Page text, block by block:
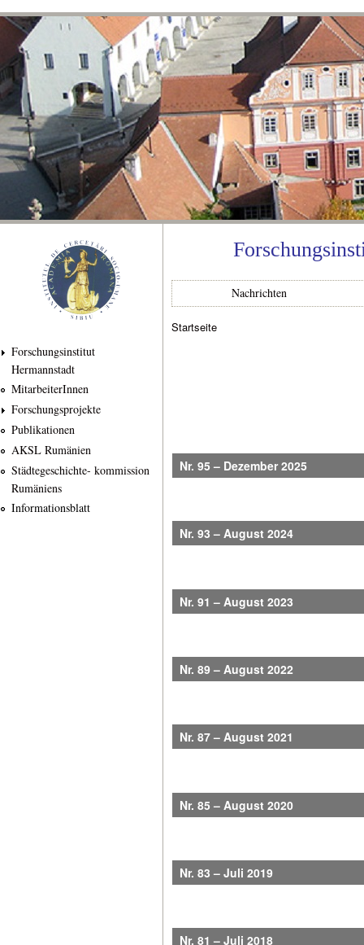
Forschungsinstitut
Hermannstadt
MitarbeiterInnen
Forschungsprojekte
Publikationen
AKSL Rumänien
Städtegeschichte- kommission
Rumäniens
Informationsblatt
Nachrichten
Startseite
Nr. 95 – Dezember 2025
Nr. 93 – August 2024
Nr. 91 – August 2023
Nr. 89 – August 2022
Nr. 87 – August 2021
Nr. 85 – August 2020
Nr. 83 – Juli 2019
Nr. 81 – Juli 2018